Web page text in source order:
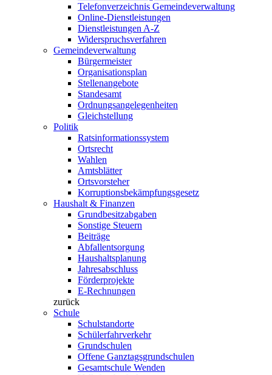
Telefonverzeichnis Gemeindeverwaltung
Online-Dienstleistungen
Dienstleistungen A-Z
Widerspruchsverfahren
Gemeindeverwaltung
Bürgermeister
Organisationsplan
Stellenangebote
Standesamt
Ordnungsangelegenheiten
Gleichstellung
Politik
Ratsinformationssystem
Ortsrecht
Wahlen
Amtsblätter
Ortsvorsteher
Korruptionsbekämpfungsgesetz
Haushalt & Finanzen
Grundbesitzabgaben
Sonstige Steuern
Beiträge
Abfallentsorgung
Haushaltsplanung
Jahresabschluss
Förderprojekte
E-Rechnungen
zurück
Schule
Schulstandorte
Schülerfahrverkehr
Grundschulen
Offene Ganztagsgrundschulen
Gesamtschule Wenden